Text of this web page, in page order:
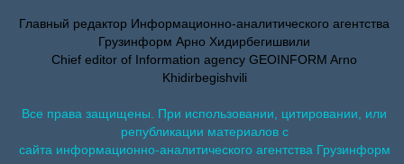
Главный редактор Информационно-аналитического агентства
Грузинформ Арно Хидирбегишвили
Chief editor of Information agency GEOINFORM Arno
Khidirbegishvili
Все права защищены. При использовании, цитировании, или
републикации материалов с
сайта информационно-аналитического агентства Грузинформ